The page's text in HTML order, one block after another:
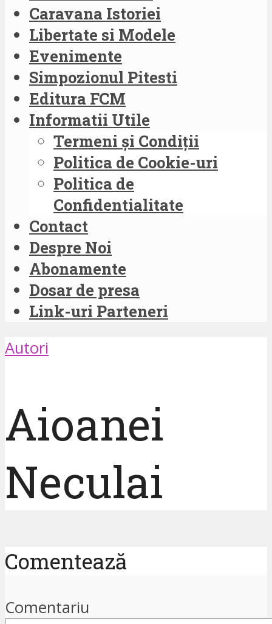
Caravana Istoriei
Libertate si Modele
Evenimente
Simpozionul Pitesti
Editura FCM
Informatii Utile
Termeni și Condiții
Politica de Cookie-uri
Politica de
Confidentialitate
Contact
Despre Noi
Abonamente
Dosar de presa
Link-uri Parteneri
Autori
Aioanei
Neculai
Comentează
Comentariu